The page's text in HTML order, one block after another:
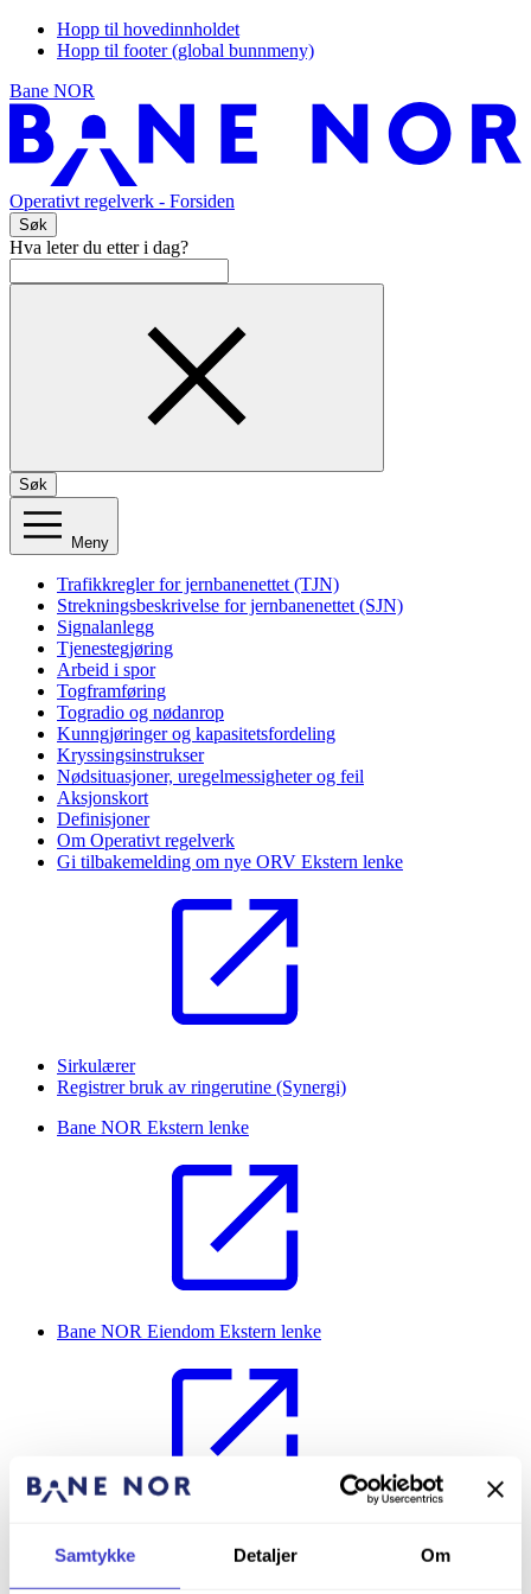
Samtykke Detaljer Om
Hopp til hovedinnholdet
Hopp til footer (global bunnmeny)
Bane NOR
Operativt regelverk - Forsiden
Søk
Hva leter du etter i dag?
Søk
Meny
Trafikkregler for jernbanenettet (TJN)
Strekningsbeskrivelse for jernbanenettet (SJN)
Signalanlegg
Tjenestegjøring
Arbeid i spor
Togframføring
Togradio og nødanrop
Kunngjøringer og kapasitetsfordeling
Kryssingsinstrukser
Nødsituasjoner, uregelmessigheter og feil
Aksjonskort
Definisjoner
Om Operativt regelverk
Gi tilbakemelding om nye ORV Ekstern lenke
Sirkulærer
Registrer bruk av ringerutine (Synergi)
Bane NOR Ekstern lenke
Bane NOR Eiendom Ekstern lenke